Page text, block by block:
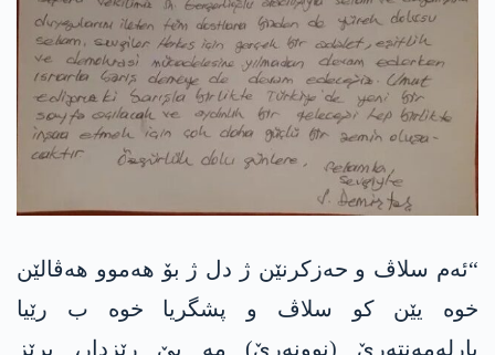
“ئەم سلاڤ و حەزکرنێن ژ دل ژ بۆ ھەموو ھەڤالێن
خوە یێن کو سلاڤ و پشگریا خوە ب رێیا
پارلەمەنتەرێ (نوونەرێ) مە یێ رێزدار، برێز